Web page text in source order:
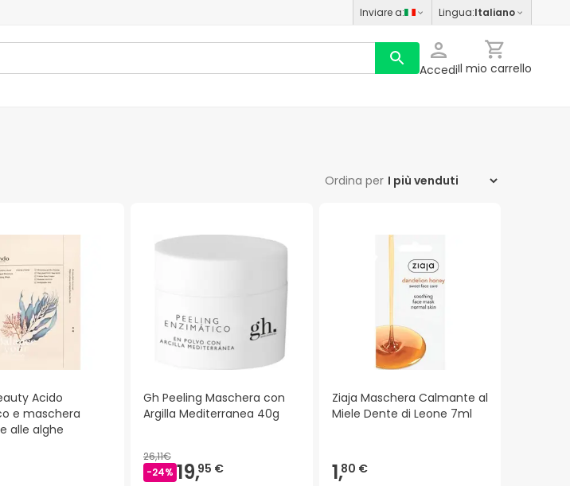
Inviare a: Lingua:Italiano
AccediIl mio carrello
Ordina per
Acido
e maschera
alle alghe
Gh Peeling Maschera con
Argilla Mediterranea 40g
26,11€
-24% 19,95 €
Ziaja Maschera Calmante al
Miele Dente di Leone 7ml
1,80 €